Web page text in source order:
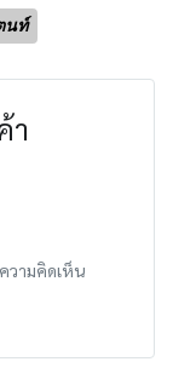
นท์
า
วามคิดเห็น